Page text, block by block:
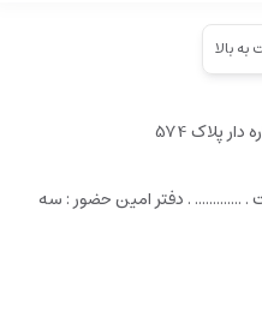
بالا
پلاک 574
. ............. . دفتر امین حضور : سه